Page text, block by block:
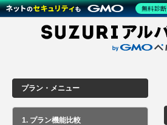
プラン・メニュー
1. プラン機能比較
無料診断